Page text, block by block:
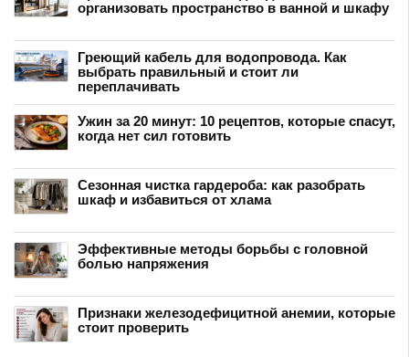
организовать пространство в ванной и шкафу
Греющий кабель для водопровода. Как
выбрать правильный и стоит ли
переплачивать
Ужин за 20 минут: 10 рецептов, которые спасут,
когда нет сил готовить
Сезонная чистка гардероба: как разобрать
шкаф и избавиться от хлама
Эффективные методы борьбы с головной
болью напряжения
Признаки железодефицитной анемии, которые
стоит проверить